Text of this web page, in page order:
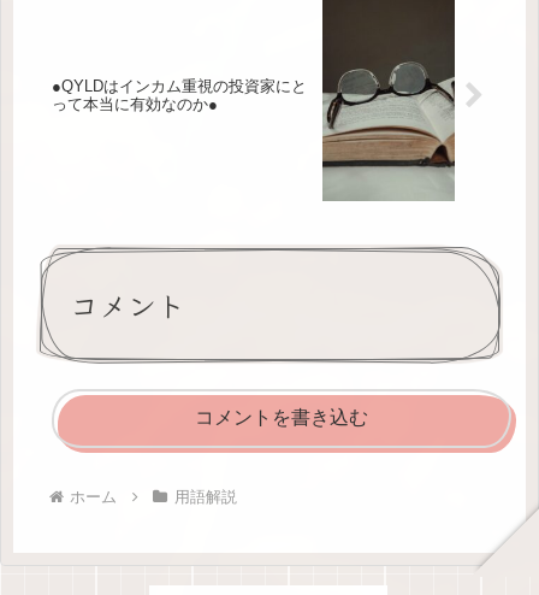
●QYLDはインカム重視の投資家にと
って本当に有効なのか●
コメント
コメントを書き込む
ホーム 用語解説